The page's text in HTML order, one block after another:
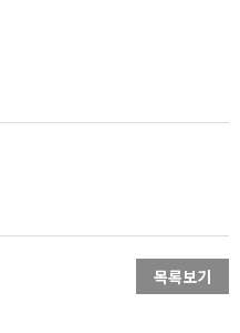
목록보기